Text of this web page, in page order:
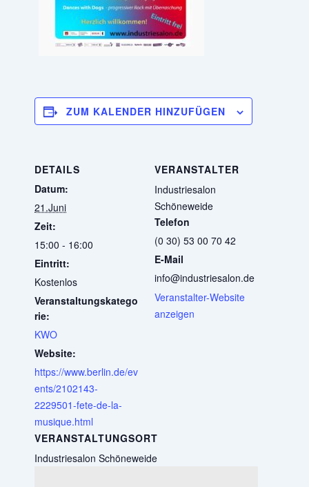
ZUM KALENDER HINZUFÜGEN
DETAILS
Datum:
21.Juni
Zeit:
15:00 - 16:00
Eintritt:
Kostenlos
Veranstaltungskatego
rie:
KWO
Website:
https://www.berlin.de/ev
ents/2102143-
2229501-fete-de-la-
musique.html
VERANSTALTUNGSORT
Industriesalon Schöneweide
VERANSTALTER
Industriesalon
Schöneweide
Telefon
(0 30) 53 00 70 42
E-Mail
info@industriesalon.de
Veranstalter-Website
anzeigen